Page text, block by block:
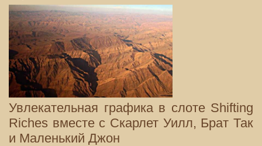
Увлекательная графика в слоте Shifting
Riches вместе с Скарлет Уилл, Брат Так
и Маленький Джон